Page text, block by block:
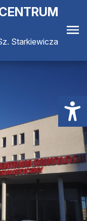
Starkiewicza